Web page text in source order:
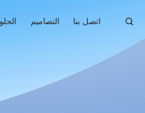
التصاميم اتصل بنا